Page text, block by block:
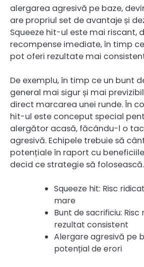
alergarea agresivă pe baze,
are propriul set de avantaje și
Squeeze hit-ul este mai riscant,
recompense imediate, în timp
pot oferi rezultate mai
De exemplu, în timp ce un bunt
general mai sigur și mai
direct marcarea unei runde. În
hit-ul este conceput special
alergător acasă, făcându-l o
agresivă. Echipele trebuie să
potențiale în raport cu
decid ce strategie să folosească.
Squeeze hit: Risc
mare
Bunt de sacrificiu: Risc
rezultat consistent
Alergare agresivă pe
potențial de erori